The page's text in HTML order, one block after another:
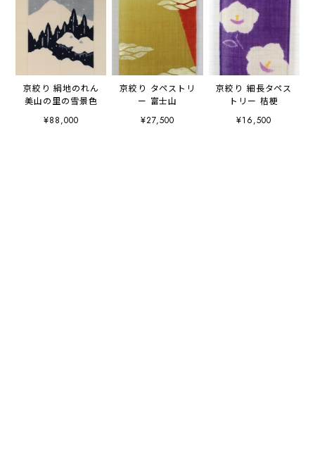
京絞り 絹地のれん
美山の里の雪景色
¥88,000
京絞り タペストリ
ー 富士山
¥27,500
京絞り 細長タペス
トリー 桔梗
¥16,500